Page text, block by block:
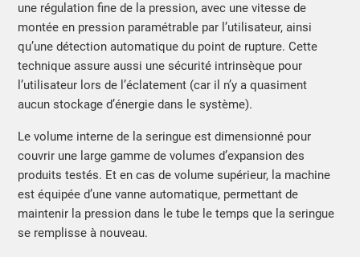
une régulation fine de la pression, avec une vitesse de
montée en pression paramétrable par l’utilisateur, ainsi
qu’une détection automatique du point de rupture. Cette
technique assure aussi une sécurité intrinsèque pour
l’utilisateur lors de l’éclatement (car il n’y a quasiment
aucun stockage d’énergie dans le système).
Le volume interne de la seringue est dimensionné pour
couvrir une large gamme de volumes d’expansion des
produits testés. Et en cas de volume supérieur, la machine
est équipée d’une vanne automatique, permettant de
maintenir la pression dans le tube le temps que la seringue
se remplisse à nouveau.